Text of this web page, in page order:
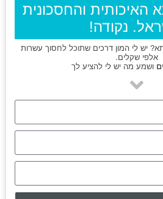
האיכותית והחסכונית
נקודה!
יש לי המון דרכים שתוכל לחסוך עשרות
אלפי שקלים.
ושמע מה יש לי להציע לך